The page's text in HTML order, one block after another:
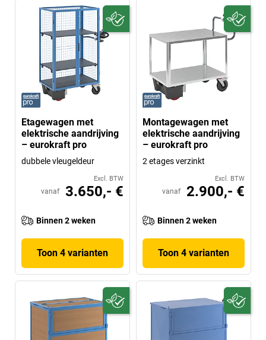
Etagewagen met
elektrische aandrijving
– eurokraft pro
dubbele vleugeldeur
Excl. BTW
vanaf 3.650,- €
Binnen 2 weken
Toon 4 varianten
Montagewagen met
elektrische aandrijving
– eurokraft pro
2 etages verzinkt
Excl. BTW
vanaf 2.900,- €
Binnen 2 weken
Toon 4 varianten